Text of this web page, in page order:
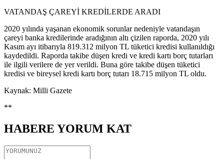
VATANDAŞ ÇAREYİ KREDİLERDE ARADI
2020 yılında yaşanan ekonomik sorunlar nedeniyle vatandaşın
çareyi banka kredilerinde aradığının altı çizilen raporda, 2020 yılı
Kasım ayı itibarıyla 819.312 milyon TL tüketici kredisi kullanıldığı
kaydedildi. Raporda takibe düşen kredi ve kredi kartı borç tutarları
ile ilgili verilere de yer verildi. Buna göre takibe düşen tüketici
kredisi ve bireysel kredi kartı borç tutarı 18.715 milyon TL oldu.
Kaynak: Milli Gazete
**
HABERE YORUM KAT